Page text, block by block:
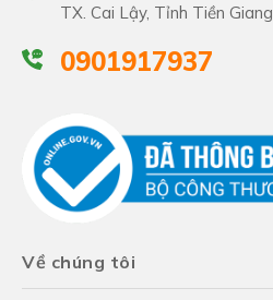
TX. Cai Lậy, Tỉnh Tiền Giang
0901917937
Về chúng tôi